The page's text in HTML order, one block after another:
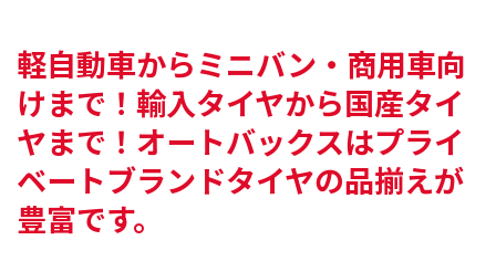
軽自動車からミニバン・商用車向
けまで！ 輸入タイヤから国産タイ
ヤまで！ オートバックスはプライ
ベートブランドタイヤの品揃えが
豊富です。